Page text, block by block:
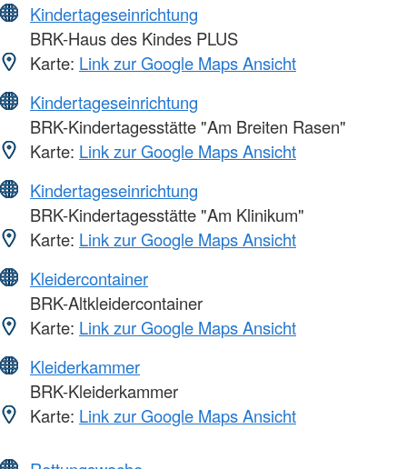
Kindertageseinrichtung
BRK-Haus des Kindes PLUS
Karte: Link zur Google Maps Ansicht
Kindertageseinrichtung
BRK-Kindertagesstätte "Am Breiten Rasen"
Karte: Link zur Google Maps Ansicht
Kindertageseinrichtung
BRK-Kindertagesstätte "Am Klinikum"
Karte: Link zur Google Maps Ansicht
Kleidercontainer
BRK-Altkleidercontainer
Karte: Link zur Google Maps Ansicht
Kleiderkammer
BRK-Kleiderkammer
Karte: Link zur Google Maps Ansicht